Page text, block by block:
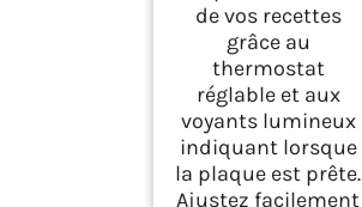
de vos recettes
grâce au
thermostat
réglable et aux
voyants lumineux
indiquant lorsque
la plaque est prête.
Ajustez facilement